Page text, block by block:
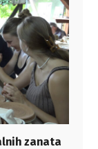
zanata